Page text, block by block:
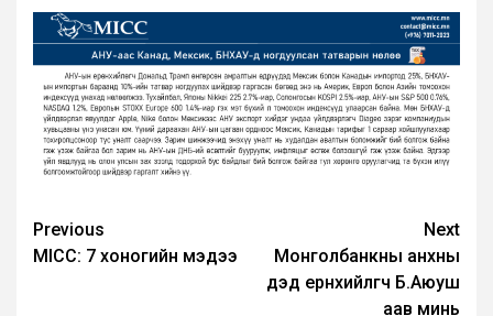
Post
navigation
Previous
MICC: 7 хоногийн мэдээ
Next
Монголбанкны анхны
дэд eрөнхийлөгч Б.Аюуш
аав минь